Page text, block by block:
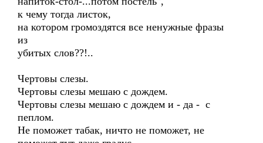
к чему тогда листок,
на котором громоздятся все ненужные фразы
из
убитых слов??!..
Чертовы слезы.
Чертовы слезы мешаю с дождем.
Чертовы слезы мешаю с дождем и - да - с
пеплом.
Не поможет табак, ничто не поможет, не